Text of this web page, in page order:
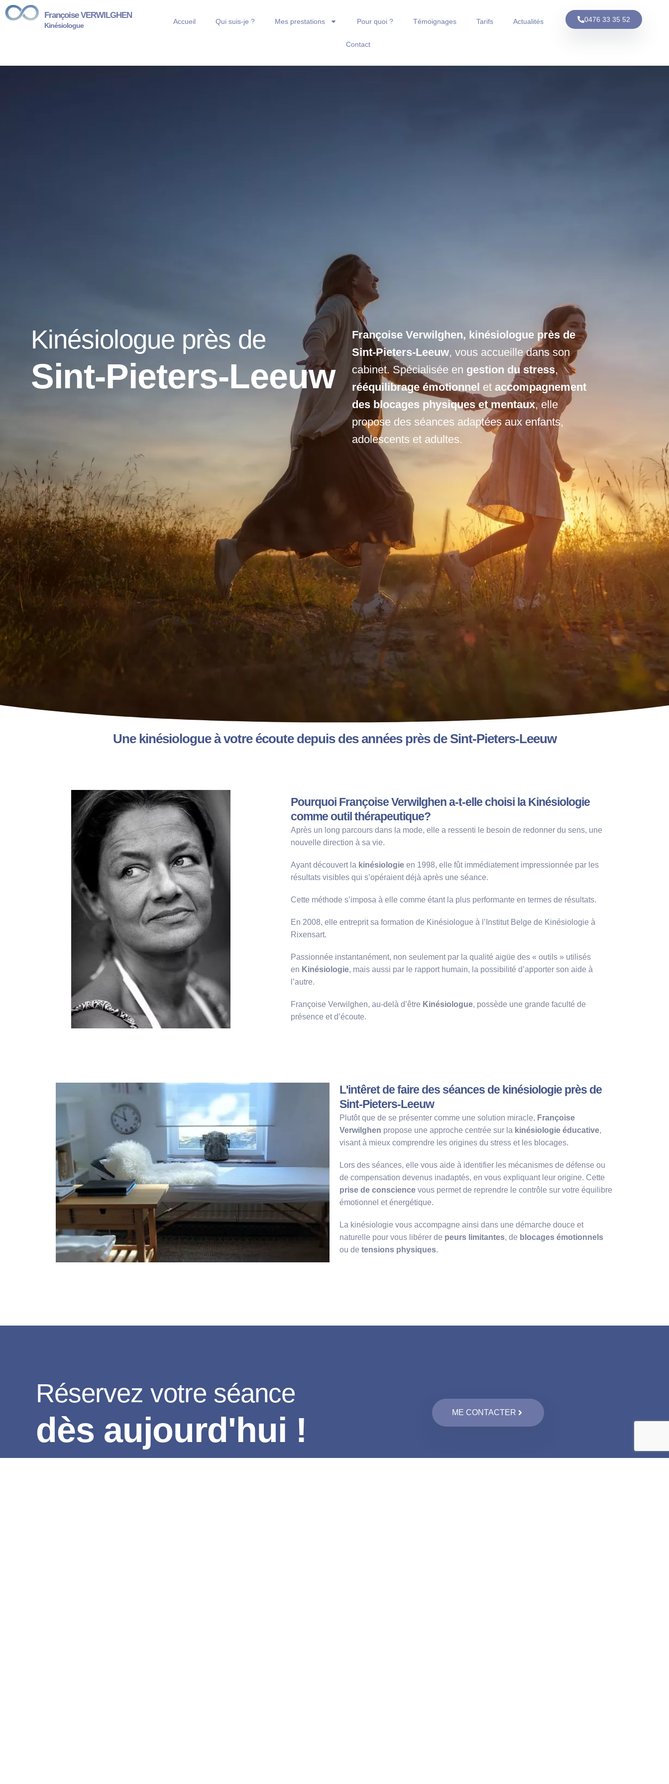
Françoise VERWILGHEN
Kinésiologue Accueil Qui suis-je ? Mes prestations Pour quoi ? Témoignages Tarifs Actualités
Contact
0476 33 35 52
Kinésiologue près de
Sint-Pieters-Leeuw
Françoise Verwilghen, kinésiologue près de
Sint-Pieters-Leeuw, vous accueille dans son
cabinet. Spécialisée en gestion du stress,
rééquilibrage émotionnel et accompagnement
des blocages physiques et mentaux, elle
propose des séances adaptées aux enfants,
adolescents et adultes.
Une kinésiologue à votre écoute depuis des années près de Sint-Pieters-Leeuw
Pourquoi Françoise Verwilghen a-t-elle choisi la Kinésiologie
comme outil thérapeutique?
Après un long parcours dans la mode, elle a ressenti le besoin de redonner du sens, une
nouvelle direction à sa vie.
Ayant découvert la kinésiologieen 1998, elle fût immédiatement impressionnée par les
résultats visibles qui s’opéraient déjà après une séance.
Cette méthode s’imposa à elle comme étant la plus performante en termes de résultats.
En 2008, elle entreprit sa formation de Kinésiologue à l’Institut Belge de Kinésiologie à
Rixensart.
Passionnée instantanément, non seulement par la qualité aigüe des « outils » utilisés
en Kinésiologie, mais aussi par le rapport humain, la possibilité d’apporter son aide à
l’autre.
Françoise Verwilghen, au-delà d’être Kinésiologue, possède une grande faculté de
présence et d’écoute.
L'intêret de faire des séances de kinésiologie près de
Sint-Pieters-Leeuw
Plutôt que de se présenter comme une solution miracle, Françoise
Verwilghen propose une approche centrée sur la kinésiologie éducative,
visant à mieux comprendre les origines du stress et les blocages.
Lors des séances, elle vous aide à identifier les mécanismes de défense ou
de compensation devenus inadaptés, en vous expliquant leur origine. Cette
prise de conscience vous permet de reprendre le contrôle sur votre équilibre
émotionnel et énergétique.
La kinésiologie vous accompagne ainsi dans une démarche douce et
naturelle pour vous libérer de peurs limitantes, de blocages émotionnels
ou de tensions physiques.
Réservez votre séance
dès aujourd'hui ! ME CONTACTER